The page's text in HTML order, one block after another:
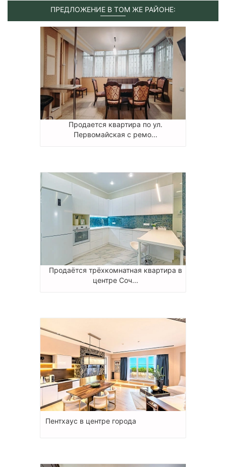
ПРЕДЛОЖЕНИЕ В ТОМ ЖЕ РАЙОНЕ:
Продается квартира по ул.
Первомайская с ремо...
Продаётся трёхкомнатная квартира в
центре Соч...
Пентхаус в центре города